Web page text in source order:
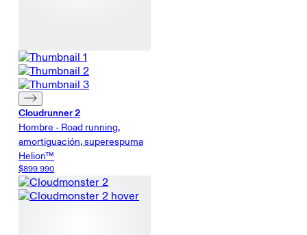
Cloudrunner 2
Hombre - Road running,
amortiguación, superespuma
Helion™
$899.990